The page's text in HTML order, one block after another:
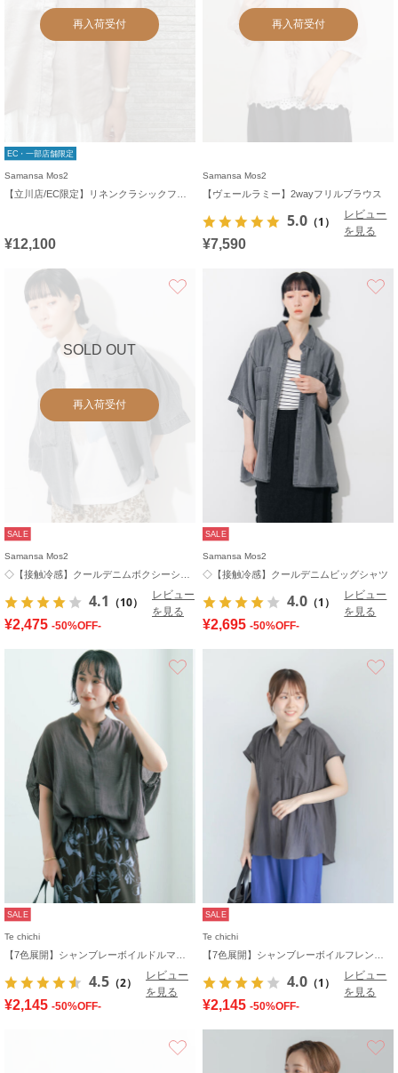
再入荷受付
EC・一部店舗限定
Samansa Mos2
¥12,100
再入荷受付
Samansa Mos2
【ヴェールラミー】2wayフリルブラウス
5.0 （1）
レビュー
を見る
¥7,590
SOLD OUT
再入荷受付
SALE
Samansa Mos2
4.1 （10）
レビュー
を見る
¥2,475 -50%OFF-
SALE
Samansa Mos2
◇【接触冷感】クールデニムビッグシャツ
4.0 （1）
レビュー
を見る
¥2,695 -50%OFF-
SALE
Te chichi
4.5 （2）
レビュー
を見る
¥2,145 -50%OFF-
SALE
Te chichi
4.0 （1）
レビュー
を見る
¥2,145 -50%OFF-